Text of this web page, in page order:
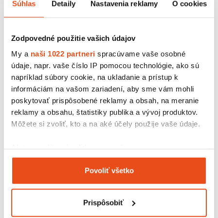
Súhlas Detaily Nastavenia reklamy O cookies
Zodpovedné použitie vašich údajov
My a naši 1022 partneri spracúvame vaše osobné
údaje, napr. vaše číslo IP pomocou technológie, ako sú
napríklad súbory cookie, na ukladanie a prístup k
informáciám na vašom zariadení, aby sme vám mohli
poskytovať prispôsobené reklamy a obsah, na meranie
reklamy a obsahu, štatistiky publika a vývoj produktov.
Môžete si zvoliť, kto a na aké účely použije vaše údaje.
Zhromažďovať informácie o vašej geografickej
polohe s presnosťou na niekoľko metrov
Identifikovať vaše zariadenie aktívnym
Povoliť všetko
Prispôsobiť
Jednoduché farby, bez loga alebo zdôraznenia svojej
značky. Jediné, čo využíva, je vysačka pripnutá na šatách
s informáciami o starostlivosti o kimoná, ktoré navrhuje,
vyrába a predáva.
Krabice, obálky, hlavne recyklované
Iné ako recyklované obaly Nina nepoužíva. Okrem krabíc
sa zameriava aj napapierové obálky so zámkovou klopou.